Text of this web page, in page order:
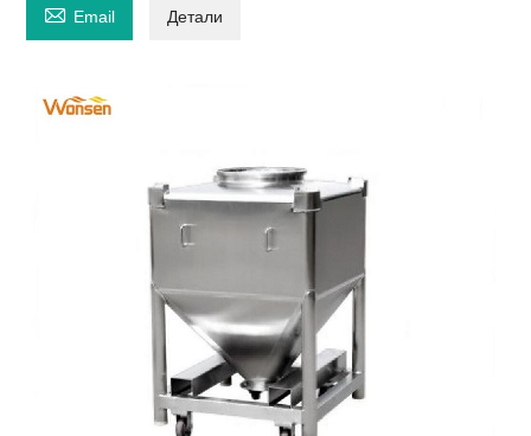
 Email Детали